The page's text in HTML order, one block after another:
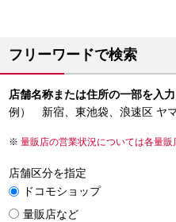
フリーワードで検索
店舗名称または住所の一部を入
例） 新宿、東池袋、浪速区 ヤ
量販店の営業状況については各量販
店舗区分を指定
ドコモショップ
量販店など